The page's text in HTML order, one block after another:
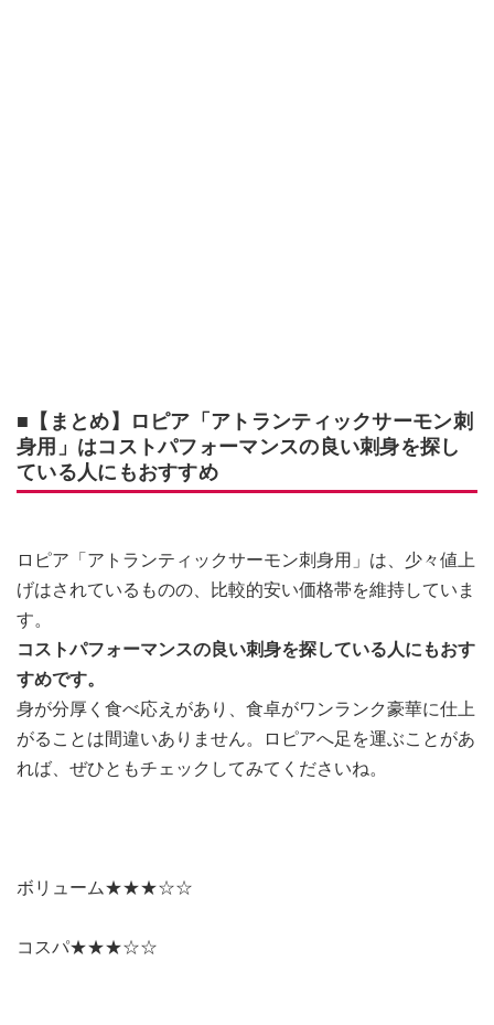
■【まとめ】ロピア「アトランティックサーモン刺
身用」はコストパフォーマンスの良い刺身を探し
ている人にもおすすめ
ロピア「アトランティックサーモン刺身用」は、少々値上
げはされているものの、比較的安い価格帯を維持していま
す。
コストパフォーマンスの良い刺身を探している人にもおす
すめです。
身が分厚く食べ応えがあり、食卓がワンランク豪華に仕上
がることは間違いありません。ロピアへ足を運ぶことがあ
れば、ぜひともチェックしてみてくださいね。
ボリューム★★★☆☆
コスパ★★★☆☆